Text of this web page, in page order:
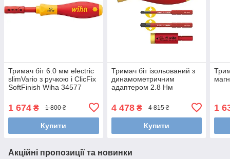
Тримач біт 6.0 мм electric
slimVario з ручкою і ClicFix
SoftFinish Wiha 34577
1 674 ₴ 1 800 ₴
Купити
Тримач біт ізольований з
динамометричним
адаптером 2.8 Нм
Wiha 41478
4 478₴ 4 815 ₴
Купити
1
Акційні пропозиції та новинки